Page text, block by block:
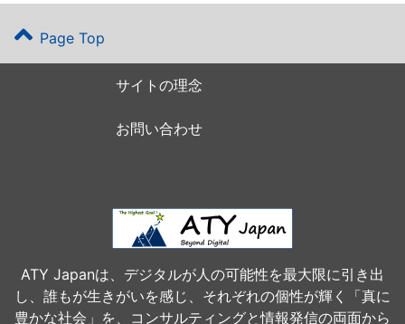
Page Top
サイトの理念
お問い合わせ
ATY Japanは、デジタルが人の可能性を最大限に引き出
し、誰もが生きがいを感じ、それぞれの個性が輝く「真に
豊かな社会」を、コンサルティングと情報発信の両面から